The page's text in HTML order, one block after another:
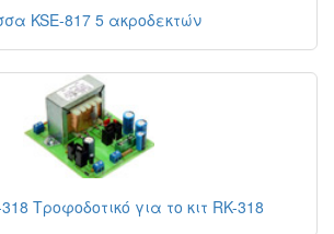
KSE-817 5 ακροδεκτών
Τροφοδοτικό για το κιτ RK-318